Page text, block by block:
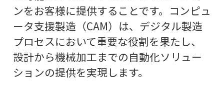
ンをお客様に提供することです。コンピュ
ータ支援製造（CAM）は、デジタル製造
プロセスにおいて重要な役割を果たし、
設計から機械加工までの自動化ソリュー
ションの提供を実現します。